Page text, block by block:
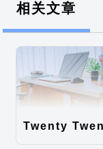
相关文章